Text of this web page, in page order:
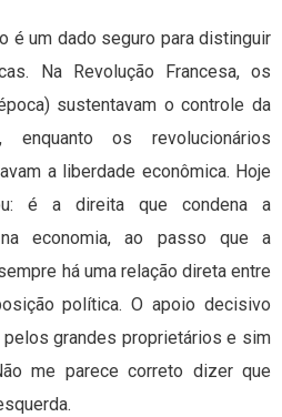
é um dado seguro para distinguir
Na Revolução Francesa, os
sustentavam o controle da
enquanto os revolucionários
a liberdade econômica. Hoje
é a direita que condena a
economia, ao passo que a
há uma relação direta entre
política. O apoio decisivo
grandes proprietários e sim
me parece correto dizer que